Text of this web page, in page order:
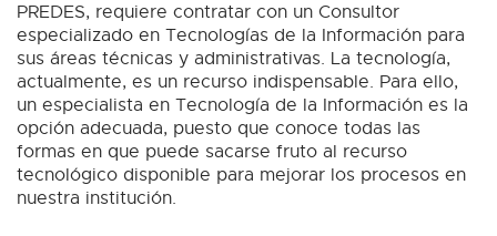
PREDES, requiere contratar con un Consultor
especializado en Tecnologías de la Información para
sus áreas técnicas y administrativas. La tecnología,
actualmente, es un recurso indispensable. Para ello,
un especialista en Tecnología de la Información es la
opción adecuada, puesto que conoce todas las
formas en que puede sacarse fruto al recurso
tecnológico disponible para mejorar los procesos en
nuestra institución.